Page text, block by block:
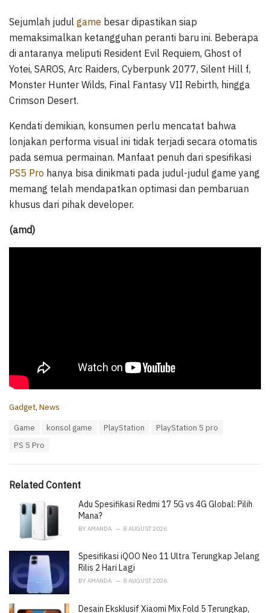
Sejumlah judul game besar dipastikan siap
memaksimalkan ketangguhan peranti baru ini. Beberapa
di antaranya meliputi Resident Evil Requiem, Ghost of
Yotei, SAROS, Arc Raiders, Cyberpunk 2077, Silent Hill f,
Monster Hunter Wilds, Final Fantasy VII Rebirth, hingga
Crimson Desert.
Kendati demikian, konsumen perlu mencatat bahwa
lonjakan performa visual ini tidak terjadi secara otomatis
pada semua permainan. Manfaat penuh dari spesifikasi
PS5 Pro hanya bisa dinikmati pada judul-judul game yang
memang telah mendapatkan optimasi dan pembaruan
khusus dari pihak developer.
(amd)
C
i
Gadget, News
Game konsol game PlayStation
PlayStation 5 pro
PS 5 Pro
Related Content
Adu Spesifikasi Redmi 17 5G vs 4G Global: Pilih
Mana?
BY AMANDA 8 AUGUST 2026
Spesifikasi iQOO Neo 11 Ultra Terungkap Jelang
Rilis 2 Hari Lagi
BY AMANDA 8 AUGUST 2026
Desain Eksklusif Xiaomi Mix Fold 5 Terungkap,